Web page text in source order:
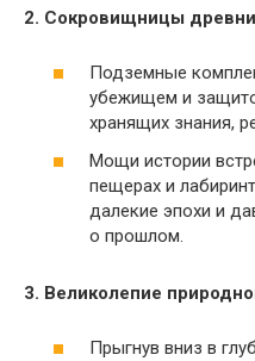
2. Сокровищницы
Подземные
убежищем и
хранящих знания,
Мощи истории
пещерах и
далекие эпохи и
о прошлом.
3. Великолепие
Прыгнув вниз в